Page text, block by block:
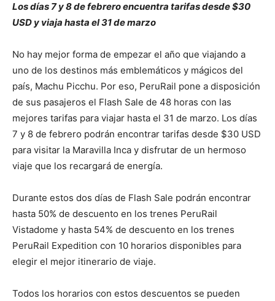
Los días 7 y 8 de febrero encuentra tarifas desde $30
USD y viaja hasta el 31 de marzo
No hay mejor forma de empezar el año que viajando a
uno de los destinos más emblemáticos y mágicos del
país, Machu Picchu. Por eso, PeruRail pone a disposición
de sus pasajeros el Flash Sale de 48 horas con las
mejores tarifas para viajar hasta el 31 de marzo. Los días
7 y 8 de febrero podrán encontrar tarifas desde $30 USD
para visitar la Maravilla Inca y disfrutar de un hermoso
viaje que los recargará de energía.
Durante estos dos días de Flash Sale podrán encontrar
hasta 50% de descuento en los trenes PeruRail
Vistadome y hasta 54% de descuento en los trenes
PeruRail Expedition con 10 horarios disponibles para
elegir el mejor itinerario de viaje.
Todos los horarios con estos descuentos se pueden